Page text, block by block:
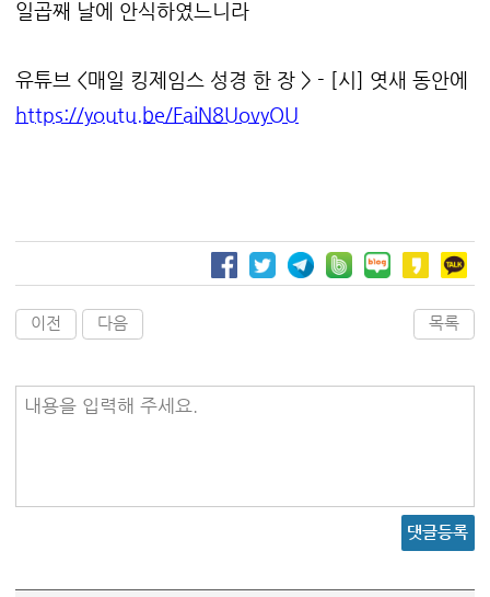
일곱째 날에 안식하였느니라
유튜브 <매일 킹제임스 성경 한 장 > - [시] 엿새 동안에
https://youtu.be/FaiN8UovyOU
이전 다음 목록
내용을 입력해 주세요.
댓글등록